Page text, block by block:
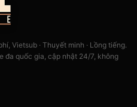
Vietsub · Thuyết minh · Lồng tiếng.
đa quốc gia, cập nhật 24/7, không